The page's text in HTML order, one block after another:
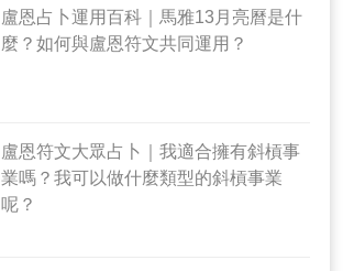
盧恩占卜運用百科｜馬雅13月亮曆是什
麼？如何與盧恩符文共同運用？
盧恩符文大眾占卜｜我適合擁有斜槓事
業嗎？我可以做什麼類型的斜槓事業
呢？